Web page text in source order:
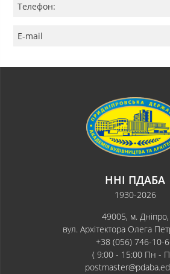
Телефон:
E-mail
ННІ ПДАБА
1930-2026
49005, м. Дніпро,
вул. Архітектора Олега
+38 (056) 746-10-
( 9:00 - 15:00 Пн -